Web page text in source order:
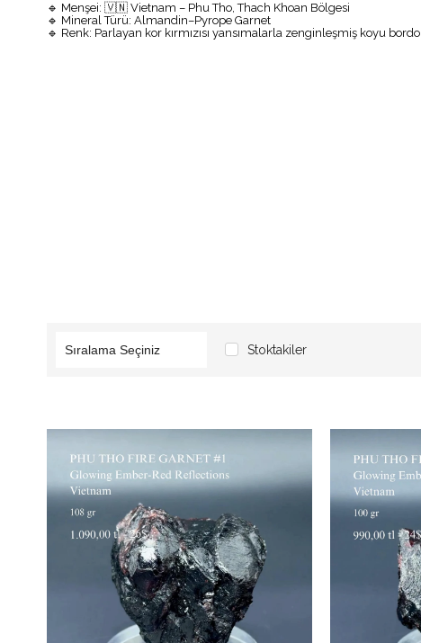
🔹 Menşei: 🇻🇳 Vietnam – Phu Tho, Thach Khoan Bölgesi
🔹 Mineral Türü: Almandin–Pyrope Garnet
🔹 Renk: Parlayan kor kırmızısı yansımalarla zenginleşmiş koyu bordo
Stoktakiler